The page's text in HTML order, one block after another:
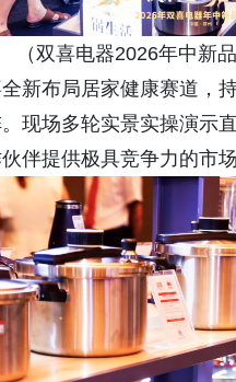
（双喜电器2026年中新
新布局居家健康赛道，
现场多轮实景实操演示
伴提供极具竞争力的市